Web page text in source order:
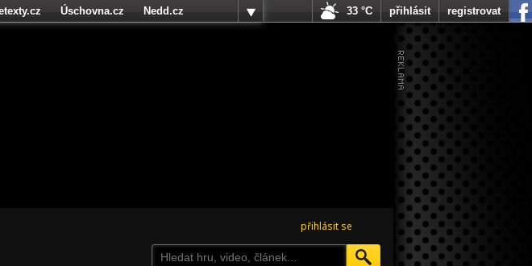
přihlásit se
Úschovna.cz
Nedd.cz
33 °C přihlásit registrovat